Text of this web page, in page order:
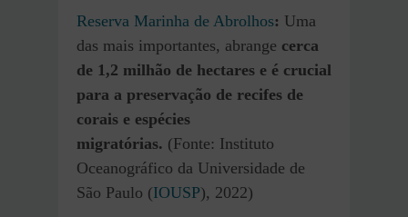
Reserva Marinha de Abrolhos: Uma
das mais importantes, abrange cerca
de 1,2 milhão de hectares e é crucial
para a preservação de recifes de
corais e espécies
migratórias. (Fonte: Instituto
Oceanográfico da Universidade de
São Paulo (IOUSP), 2022)